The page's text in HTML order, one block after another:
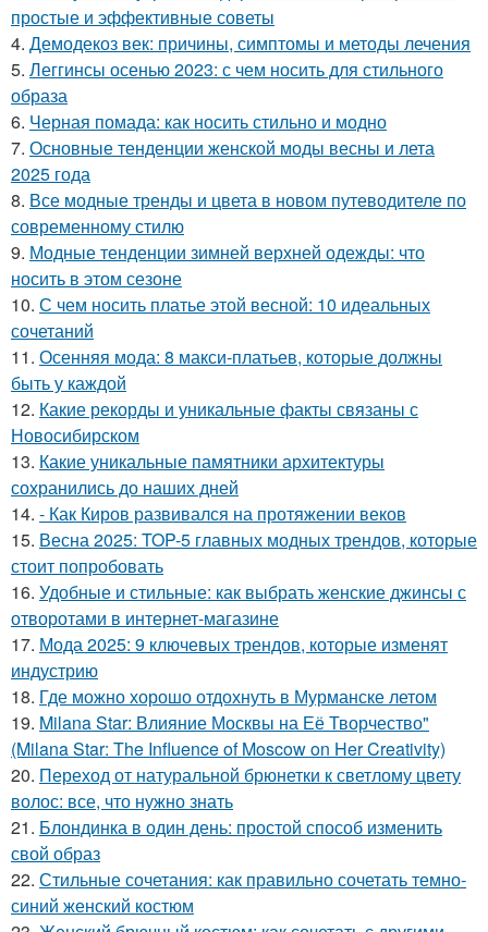
простые и эффективные советы
4. Демодекоз век: причины, симптомы и методы лечения
5. Леггинсы осенью 2023: с чем носить для стильного
образа
6. Черная помада: как носить стильно и модно
7. Основные тенденции женской моды весны и лета
2025 года
8. Все модные тренды и цвета в новом путеводителе по
современному стилю
9. Модные тенденции зимней верхней одежды: что
носить в этом сезоне
10. С чем носить платье этой весной: 10 идеальных
сочетаний
11. Осенняя мода: 8 макси-платьев, которые должны
быть у каждой
12. Какие рекорды и уникальные факты связаны с
Новосибирском
13. Какие уникальные памятники архитектуры
сохранились до наших дней
14. - Как Киров развивался на протяжении веков
15. Весна 2025: TOP-5 главных модных трендов, которые
стоит попробовать
16. Удобные и стильные: как выбрать женские джинсы с
отворотами в интернет-магазине
17. Мода 2025: 9 ключевых трендов, которые изменят
индустрию
18. Где можно хорошо отдохнуть в Мурманске летом
19. Milana Star: Влияние Москвы на Её Творчество"
(Milana Star: The Influence of Moscow on Her Creativity)
20. Переход от натуральной брюнетки к светлому цвету
волос: все, что нужно знать
21. Блондинка в один день: простой способ изменить
свой образ
22. Стильные сочетания: как правильно сочетать темно-
синий женский костюм